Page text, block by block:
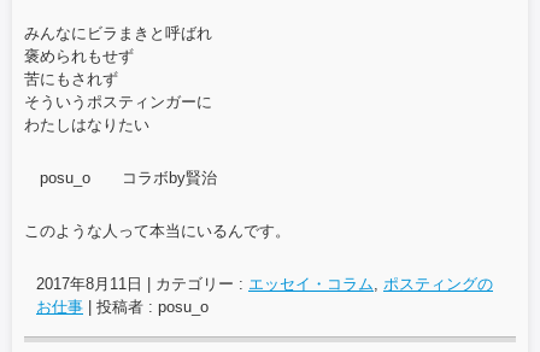
みんなにビラまきと呼ばれ
褒められもせず
苦にもされず
そういうポスティンガーに
わたしはなりたい
posu_o コラボby賢治
このような人って本当にいるんです。
2017年8月11日 カテゴリー : エッセイ・コラム, ポスティングの
お仕事
投稿者 : posu_o